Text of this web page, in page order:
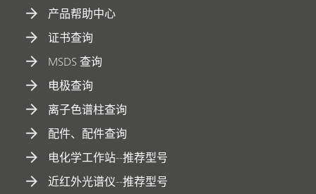
产品帮助中心
证书查询
MSDS 查询
电极查询
离子色谱柱查询
配件、配件查询
电化学工作站--推荐型号
近红外光谱仪--推荐型号